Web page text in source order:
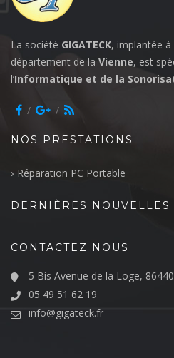
La société GIGATECK, implantée à
département de la Vienne, est
l’Informatique et de la
NOS PRESTATIONS
Réparation PC Portable
DERNIÈRES NOUVELLES
CONTACTEZ NOUS
5 Bis Avenue de la Loge,
05 49 51 62 19
info@gigateck.fr